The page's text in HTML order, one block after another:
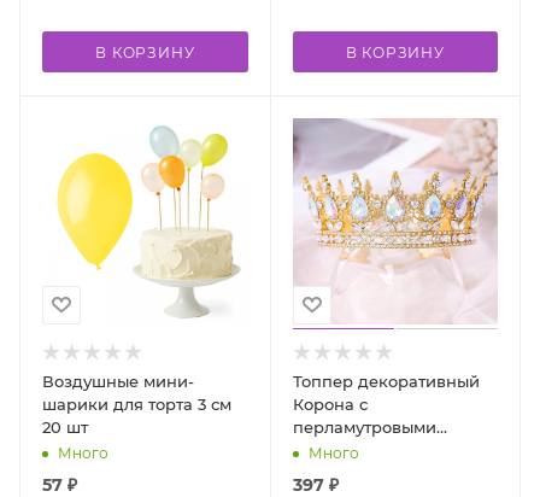
В КОРЗИНУ В КОРЗИНУ
Воздушные мини-
шарики для торта 3 см
20 шт
Много
57 ₽
Топпер декоративный
Корона с
перламутровыми
камнями золото
Много
397₽